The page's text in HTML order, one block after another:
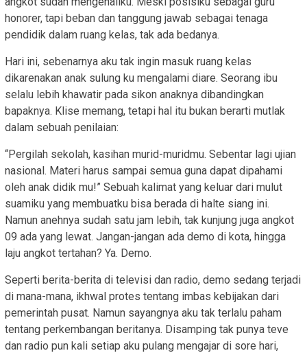
honorer, tapi beban dan tanggung jawab sebagai tenaga
pendidik dalam ruang kelas, tak ada bedanya.
Hari ini, sebenarnya aku tak ingin masuk ruang kelas
dikarenakan anak sulung ku mengalami diare. Seorang ibu
selalu lebih khawatir pada sikon anaknya dibandingkan
bapaknya. Klise memang, tetapi hal itu bukan berarti mutlak
dalam sebuah penilaian:
“Pergilah sekolah, kasihan murid-muridmu. Sebentar lagi ujian
nasional. Materi harus sampai semua guna dapat dipahami
oleh anak didik mu!” Sebuah kalimat yang keluar dari mulut
suamiku yang membuatku bisa berada di halte siang ini.
Namun anehnya sudah satu jam lebih, tak kunjung juga angkot
09 ada yang lewat. Jangan-jangan ada demo di kota, hingga
laju angkot tertahan? Ya. Demo.
Seperti berita-berita di televisi dan radio, demo sedang terjadi
di mana-mana, ikhwal protes tentang imbas kebijakan dari
pemerintah pusat. Namun sayangnya aku tak terlalu paham
tentang perkembangan beritanya. Disamping tak punya teve
dan radio pun kali setiap aku pulang mengajar di sore hari,